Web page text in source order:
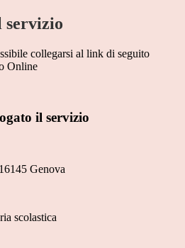
servizio
collegarsi al link di seguito
Online
il servizio
Genova
scolastica